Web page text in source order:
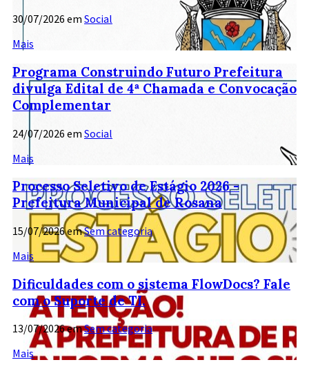
30/07/2026 emSocial
Mais
Programa Construindo Futuro Prefeitura
divulga Edital de 4ª Chamada e Convocação
Complementar
24/07/2026 em Social
Mais
Processo Seletivo de Estágio 2026 -
Prefeitura Municipal de Rosana
15/07/2026emSem categoria
Mais
Dificuldades com o sistema FlowDocs? Fale
com o Suporte de TI.
13/07/2026emSem categoria
Mais